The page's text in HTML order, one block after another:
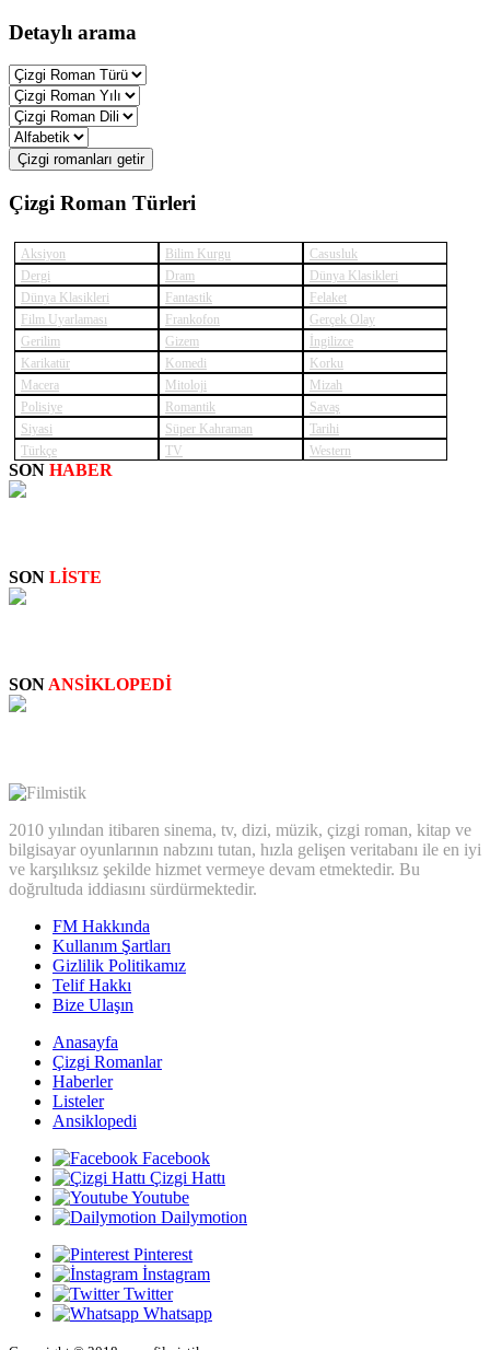
Detaylı arama
Çizgi romanları getir
Çizgi Roman Türleri
Aksiyon Bilim Kurgu
Casusluk
Dergi
Dram
Dünya Klasikleri
Dünya Klasikleri
Fantastik
Felaket
Film Uyarlaması
Frankofon
Gerçek Olay
Gerilim
Gizem
İngilizce
Karikatür
Komedi
Korku
Macera
Mitoloji
Mizah
Polisiye
Romantik
Savaş
Siyasi
Süper Kahraman
Tarihi
Türkçe
TV Western
SON HABER
SON LİSTE
SON ANSİKLOPEDİ
2010 yılından itibaren sinema, tv, dizi, müzik, çizgi roman, kitap ve
bilgisayar oyunlarının nabzını tutan, hızla gelişen veritabanı ile en iyi
ve karşılıksız şekilde hizmet vermeye devam etmektedir. Bu
doğrultuda iddiasını sürdürmektedir.
FM Hakkında
Kullanım Şartları
Gizlilik Politikamız
Telif Hakkı
Bize Ulaşın
Anasayfa
Çizgi Romanlar
Haberler
Listeler
Ansiklopedi
Facebook
Çizgi Hattı
Youtube
Dailymotion
Pinterest
İnstagram
Twitter
Whatsapp